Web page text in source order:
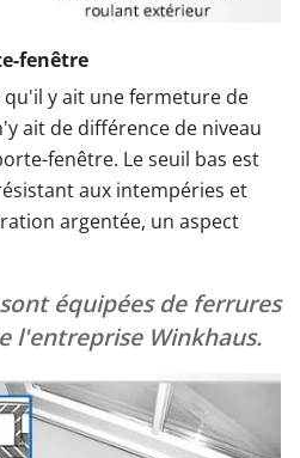
fenêtre
qu'il y ait une fermeture de
ait de différence de niveau
fenêtre. Le seuil bas est
aux intempéries et
argentée, un aspect
équipées de ferrures
l'entreprise Winkhaus.